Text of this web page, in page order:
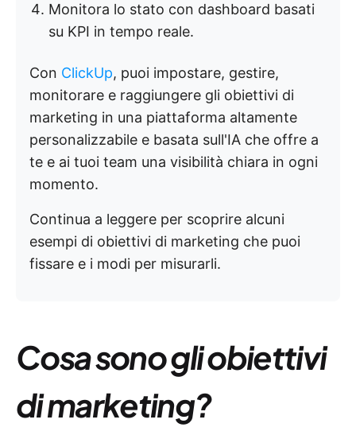
Monitora lo stato con dashboard basati
su KPI in tempo reale.
Con ClickUp, puoi impostare, gestire,
monitorare e raggiungere gli obiettivi di
marketing in una piattaforma altamente
personalizzabile e basata sull'IA che offre a
te e ai tuoi team una visibilità chiara in ogni
momento.
Continua a leggere per scoprire alcuni
esempi di obiettivi di marketing che puoi
fissare e i modi per misurarli.
Cosa sono gli obiettivi
di marketing?